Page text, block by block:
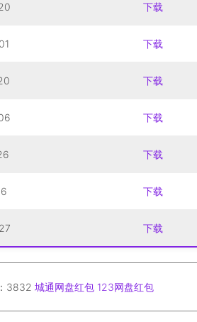
下载
下载
下载
下载
下载
下载
下载
3832 城通网盘红包 123网盘红包